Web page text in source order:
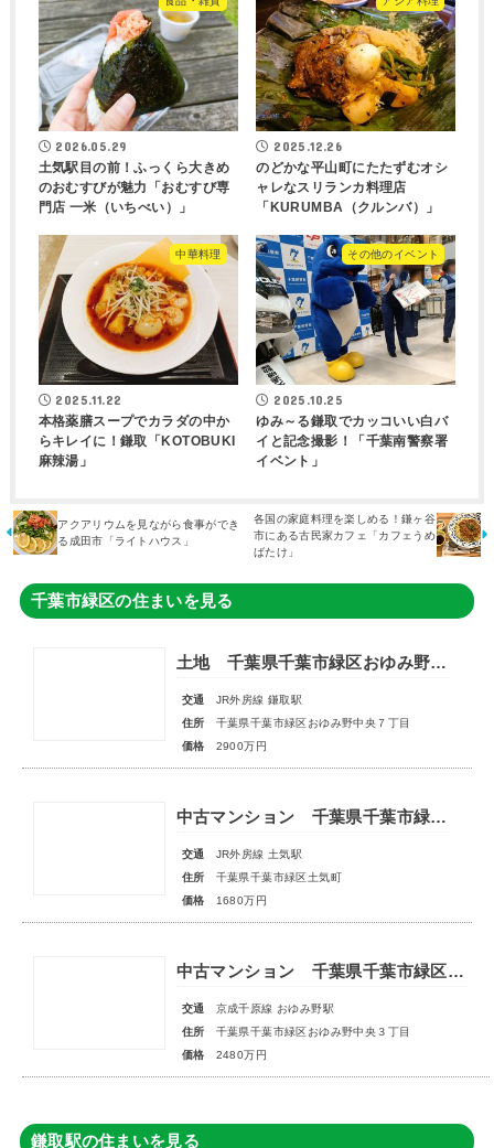
2026.05.29
土気駅目の前！ふっくら大きめ
のおむすびが魅力「おむすび専
門店 一米（いちべい）」
2025.12.26
のどかな平山町にたたずむオシ
ャレなスリランカ料理店
「KURUMBA（クルンバ）」
中華料理
2025.11.22
本格薬膳スープでカラダの中か
らキレイに！鎌取「KOTOBUKI
麻辣湯」
その他のイベント
2025.10.25
ゆみ～る鎌取でカッコいい白バ
イと記念撮影！「千葉南警察署
イベント」
アクアリウムを見ながら食事ができ
る成田市「ライトハウス」
各国の家庭料理を楽しめる！鎌ヶ谷
市にある古民家カフェ「カフェうめ
ばたけ」
千葉市緑区の住まいを見る
土地 千葉県千葉市緑区おゆみ野中央７丁目
交通
JR外房線 鎌取駅
住所
千葉県千葉市緑区おゆみ野中央７丁目
価格
2900万円
中古マンション 千葉県千葉市緑区土気町
交通
JR外房線 土気駅
住所
千葉県千葉市緑区土気町
価格
1680万円
中古マンション 千葉県千葉市緑区おゆみ野中央３丁目
交通
京成千原線 おゆみ野駅
住所
千葉県千葉市緑区おゆみ野中央３丁目
価格
2480万円
鎌取駅の住まいを見る